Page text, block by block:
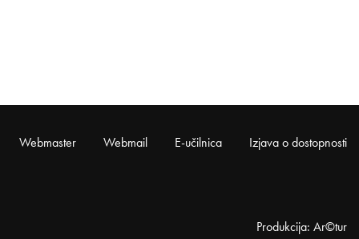
Webmaster Webmail E-učilnica Izjava o dostopnosti
Produkcija: Ar©tur